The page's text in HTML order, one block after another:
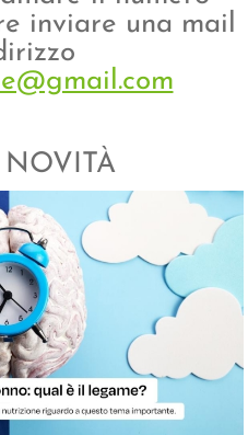
inviare una mail
NOVITÀ